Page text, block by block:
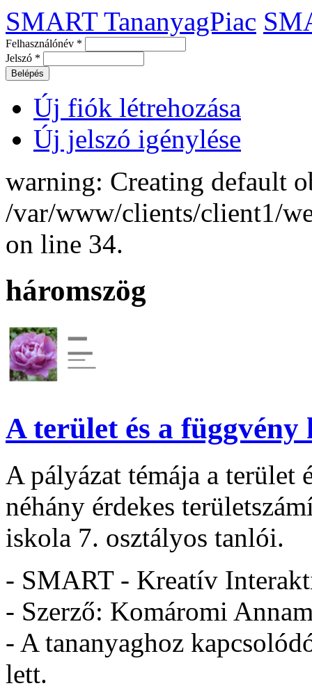
SMART TananyagPiac
Felhasználónév *
Jelszó *
Új fiók létrehozása
Új jelszó igénylése
warning: Creating default
/var/www/clients/client1/
on line 34.
háromszög
A terület és a függvény
A pályázat témája a terület
néhány érdekes
iskola 7. osztályos tanlói.
- SMART - Kreatív
- Szerző: Komáromi
- A tananyaghoz
lett.